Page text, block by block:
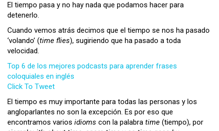
El tiempo pasa y no hay nada que podamos hacer para
detenerlo.
Cuando vemos atrás decimos que el tiempo se nos ha pasado
‘volando’ (time flies), sugiriendo que ha pasado a toda
velocidad.
Top 6 de los mejores podcasts para aprender frases
coloquiales en inglés
Click To Tweet
El tiempo es muy importante para todas las personas y los
angloparlantes no son la excepción. Es por eso que
encontramos varios idioms con la palabra time (tiempo), por